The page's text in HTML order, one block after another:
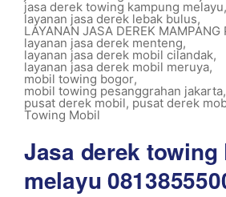
jasa derek towing kampung melayu,
layanan jasa derek lebak bulus,
LAYANAN JASA DEREK MAMPANG
layanan jasa derek menteng,
layanan jasa derek mobil cilandak,
layanan jasa derek mobil meruya,
mobil towing bogor,
mobil towing pesanggrahan jakarta,
pusat derek mobil, pusat derek
Towing Mobil
Jasa derek towing
melayu